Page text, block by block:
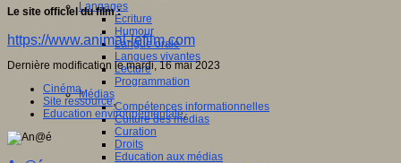
Langages
Ecriture
Humour
Langue orale
Langues vivantes
Lecture
Programmation
Médias
Compétences informationnelles
Culture des médias
Curation
Droits
Education aux médias
Le site officiel du film :
https://www.animal-lefilm.com
Dernière modification le mardi, 16 mai 2023
Cinéma,
Site ressource,
Education environnementale,